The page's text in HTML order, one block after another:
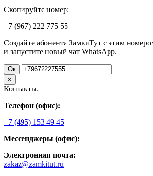
Скопируйте номер:
+7 (967) 222 775 55
Создайте абонента ЗамкиТут с этим
и запустите новый чат WhatsApp.
Ок
×
Контакты:
Телефон (офис):
+7 (495) 153 49 45
Мессенджеры (офис):
Электронная почта:
zakaz@zamkitut.ru